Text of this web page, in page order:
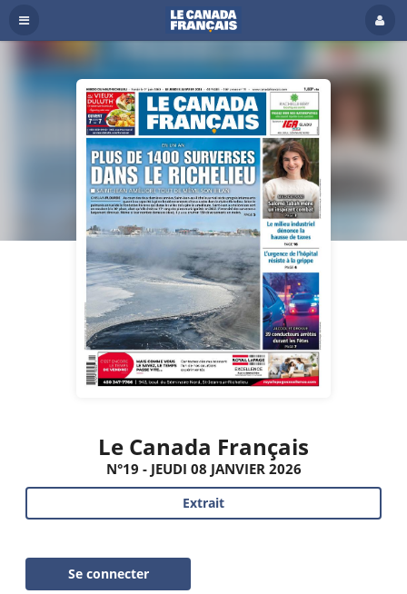
Le Canada Français
N°19 - JEUDI 08 JANVIER 2026
Extrait
Se connecter